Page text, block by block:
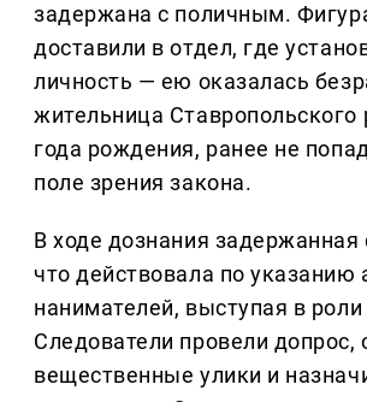
задержана с поличным.
доставили в отдел, где
личность — ею оказалась
жительница Ставропольского
года рождения, ранее не
поле зрения закона.
В ходе дознания задержанная
что действовала по указанию
нанимателей, выступая в роли
Следователи провели допрос,
вещественные улики и